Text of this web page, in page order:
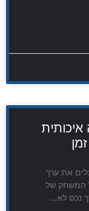
את ערך
המשחק של
נכס לא…